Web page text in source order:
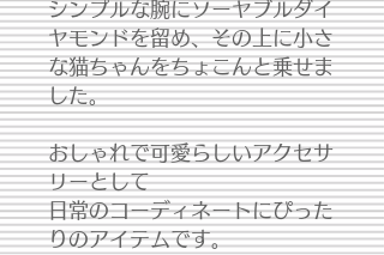
シンプルな腕にソーヤブルダイ
ヤモンドを留め、その上に小さ
な猫ちゃんをちょこんと乗せま
した。
おしゃれで可愛らしいアクセサ
リーとして
日常のコーディネートにぴった
りのアイテムです。